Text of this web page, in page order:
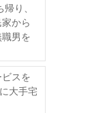
り、
から
男を
スを
大手宅